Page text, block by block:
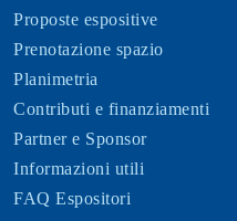
Proposte espositive
Prenotazione spazio
Planimetria
Contributi e finanziamenti
Partner e Sponsor
Informazioni utili
FAQ Espositori